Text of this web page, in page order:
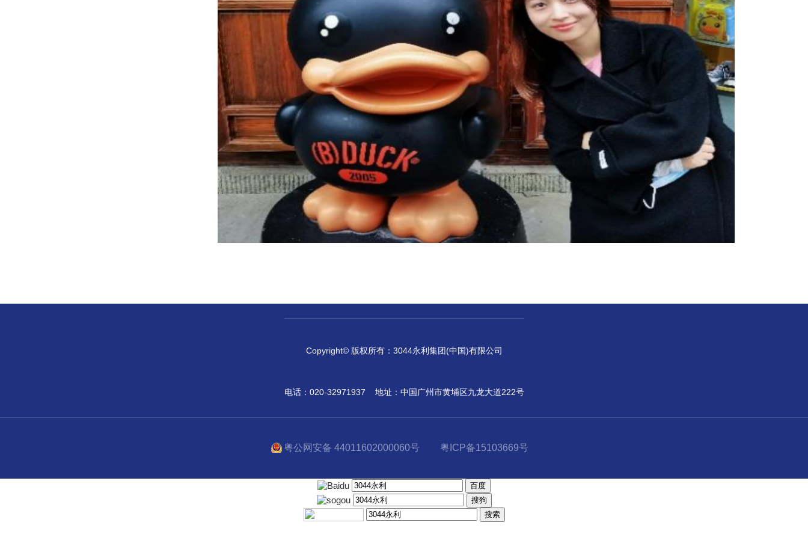
Copyright© 版权所有：3044永利集团(中国)有限公司
电话：020-32971937 地址：中国广州市黄埔区九龙大道222号
粤公网安备 44011602000060号 粤ICP备15103669号